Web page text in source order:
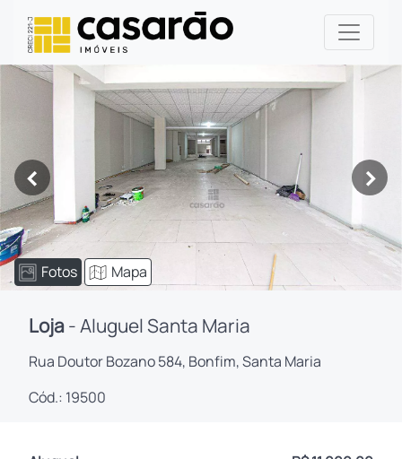
< >
Fotos Mapa
Loja- Aluguel Santa Maria
Rua Doutor Bozano 584, Bonfim, Santa Maria
Cód.: 19500